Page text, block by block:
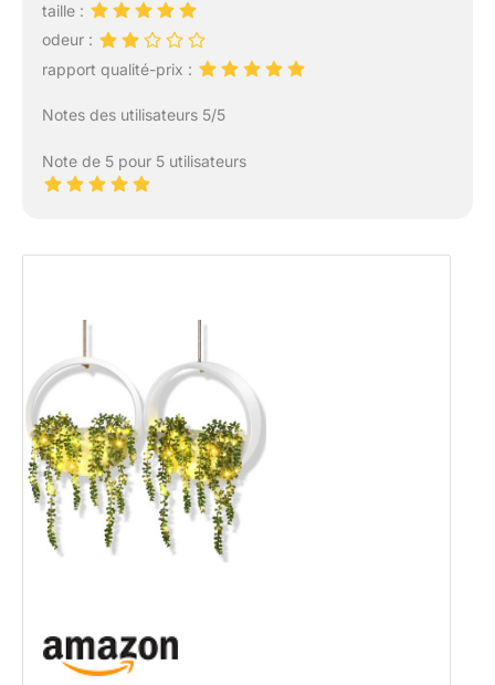
taille :
odeur :
rapport qualité-prix :
Notes des utilisateurs 5/5
Note de 5 pour 5 utilisateurs